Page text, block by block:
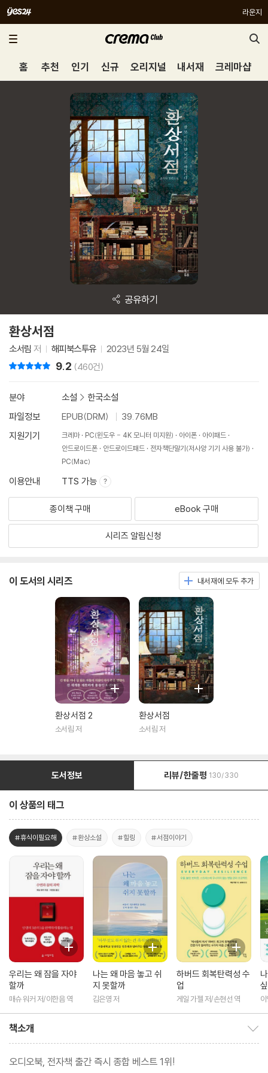
라운지
홈 추천 인기 신규 오리지널 내서재 크레마샵
공유하기
환상서점
소서림 저 해피북스투유 2023년 5월 24일
9.2 (460건)
분야 소설 > 한국소설
파일정보
EPUB(DRM)
39.76MB
지원기기
크레마 PC(윈도우 - 4K 모니터 미지원) 아이폰
아이패드
안드로이드폰
안드로이드패드
전자책단말기(저사양 기기 사용 불가)
PC(Mac)
이용안내 TTS 가능
종이책 구매 eBook 구매
시리즈 알림신청
이 도서의 시리즈 내서재에 모두 추가
환상서점 2
소서림 저
환상서점
소서림 저
도서정보 리뷰/한줄평 130/330
이 상품의 태그
#휴식이필요해 #환상소설 #힐링 #서점이야기
우리는 왜 잠을 자야
할까
매슈 워커 저/이한음 역
나는 왜 마음 놓고 쉬
지 못할까
김은영 저
하버드 회복탄력성 수
업
게일 가젤 저/손현선 역
책소개
오디오북, 전자책 출간 즉시 종합 베스트 1위!